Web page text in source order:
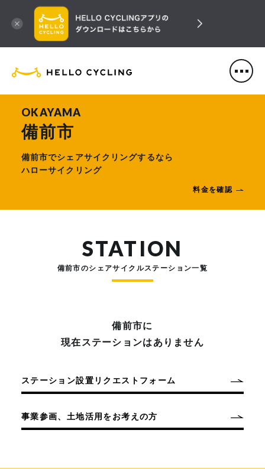
HELLO CYCLING（ハローサ
OKAYAMA
備前市
備前市でシェアサイクリングするなら
ハローサイクリング
料金を確認
STATION
備前市のシェアサイクルステーション一覧
備前市に
現在ステーションはありません
ステーション設置リクエストフォーム
事業参画、土地活用をお考えの方